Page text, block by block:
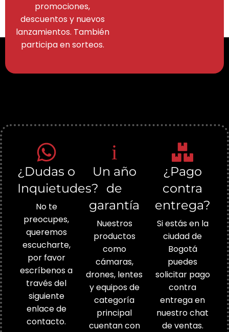
promociones,
descuentos y nuevos
lanzamientos. También
participa en sorteos.
¿Dudas o
Inquietudes?
No te
preocupes,
queremos
escucharte,
por favor
escríbenos a
través del
siguiente
enlace de
contacto.
Un año
de
garantía
Nuestros
productos
como
cámaras,
drones, lentes
y equipos de
categoría
principal
cuentan con
¿Pago
contra
entrega?
Si estás en la
ciudad de
Bogotá
puedes
solicitar pago
contra
entrega en
nuestro chat
de ventas.